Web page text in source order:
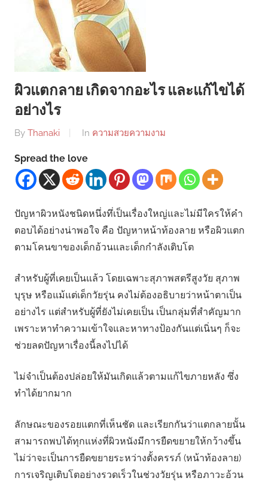
ผิวแตกลาย เกิดจากอะไร และแก้ไขได้
อย่างไร
By Thanaki In ความสวยความงาม
Spread the love
ปัญหาผิวหนังชนิดหนึ่งทึ่เป็นเรื่องใหญ่และไม่มีใครให้คำ
ตอบได้อย่างน่าพอใจ คือ ปัญหาหน้าท้องลาย หรือผิวแตก
ตามโคนขาของเด็กอ้วนและเด็กกำลังเติบโต
สำหรับผู้ที่เคยเป็นแล้ว โดยเฉพาะสุภาพสตรีสูงวัย สุภาพ
บุรุษ หรือแม้แต่เด็กวัยรุ่น คงไม่ต้องอธิบายว่าหน้าตาเป็น
อย่างไร แต่สำหรับผู้ที่ยังไม่เคยเป็น เป็นกลุ่มที่สำคัญมาก
เพราะหาทำความเข้าใจและหาทางป้องกันแต่เนิ่นๆ ก็จะ
ช่วยลดปัญหาเรื่องนี้ลงไปได้
ไม่จำเป็นต้องปล่อยให้มันเกิดแล้วตามแก้ไขภายหลัง ซึ่ง
ทำได้ยากมาก
ลักษณะของรอยแตกที่เห็นชัด และเรียกกันว่าแตกลายนั้น
สามารถพบได้ทุกแห่งที่ผิวหนังมีการยืดขยายให้กว้างขึ้น
ไม่ว่าจะเป็นการยืดขยายระหว่างตั้งครรภ์ (หน้าท้องลาย)
การเจริญเติบโตอย่างรวดเร็วในช่วงวัยรุ่น หรือภาวะอ้วน